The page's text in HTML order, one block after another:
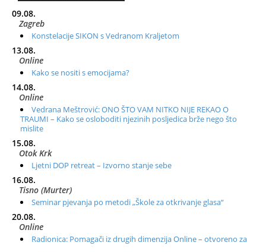
09.08.
Zagreb
Konstelacije SIKON s Vedranom Kraljetom
13.08.
Online
Kako se nositi s emocijama?
14.08.
Online
Vedrana Meštrović: ONO ŠTO VAM NITKO NIJE REKAO O
TRAUMI – Kako se osloboditi njezinih posljedica brže nego što
mislite
15.08.
Otok Krk
Ljetni DOP retreat – Izvorno stanje sebe
16.08.
Tisno (Murter)
Seminar pjevanja po metodi „Škole za otkrivanje glasa“
20.08.
Online
Radionica: Pomagači iz drugih dimenzija Online – otvoreno za